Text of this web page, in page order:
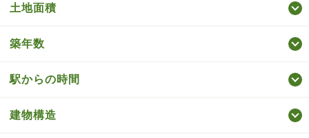
土地面積
築年数
駅からの時間
建物構造